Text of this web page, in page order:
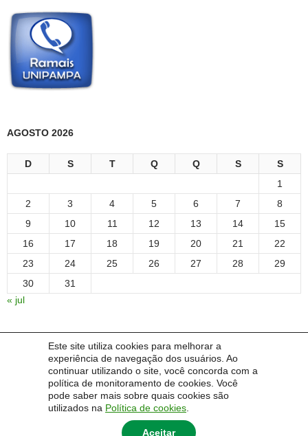
Este site utiliza cookies para melhorar a
experiência de navegação dos usuários. Ao
continuar utilizando o site, você concorda com a
política de monitoramento de cookies. Você
pode saber mais sobre quais cookies são
utilizados na Política de cookies
Aceitar
AGOSTO 2026
D S T Q Q S
S
1
2
3 4 5 6 7
8
9
10 11 12 13 14
15
16
17 18 19 20 21
22
23
24 25 26 27 28
29
30
31
« jul